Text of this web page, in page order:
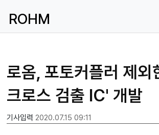
ROHM
로옴, 포토커플러 제외
크로스 검출 IC' 개발
기사입력 2020.07.15 09:11